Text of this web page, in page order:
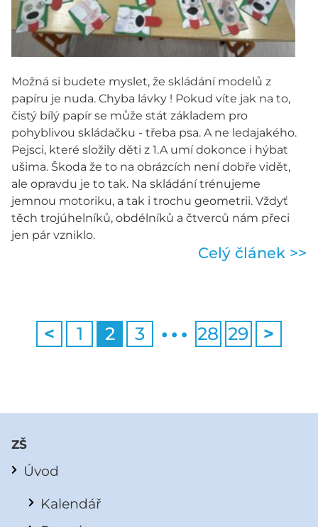
Možná si budete myslet, že skládání modelů z
papíru je nuda. Chyba lávky ! Pokud víte jak na to,
čistý bílý papír se může stát základem pro
pohyblivou skládačku - třeba psa. A ne ledajakého.
Pejsci, které složily děti z 1.A umí dokonce i hýbat
ušima. Škoda že to na obrázcích není dobře vidět,
ale opravdu je to tak. Na skládání trénujeme
jemnou motoriku, a tak i trochu geometrii. Vždyť
těch trojúhelníků, obdélníků a čtverců nám přeci
jen pár vzniklo.
Celý článek >>
< 1 2 3 … 28 29 >
ZŠ
Úvod
Kalendář